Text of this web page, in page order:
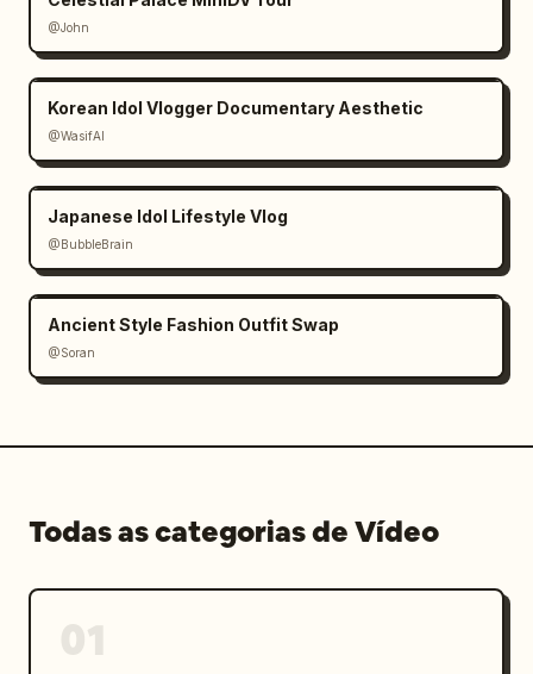
@John
Korean Idol Vlogger Documentary Aesthetic
@WasifAI
Japanese Idol Lifestyle Vlog
@BubbleBrain
Ancient Style Fashion Outfit Swap
@Soran
Todas as categorias de Vídeo